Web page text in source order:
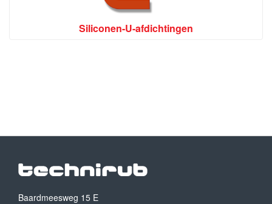
Siliconen-U-afdichtingen
Baardmeesweg 15 E